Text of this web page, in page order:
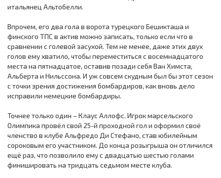
итальянец Альтобелли.
Впрочем, его два гола в ворота турецкого Бешикташа и
финского ТПС в актив можно записать, только если что в
сравнении с голевой засухой. Тем не менее, даже этих двух
голов ему хватило, чтобы переместиться с восемнадцатого
места на пятнадцатое, оставив позади себя Ван Химста,
Альберта и Нильссона. И уж совсем скудным был бы этот сезон
с точки зрения достижения бомбардиров, как вновь дело
исправили немецкие бомбардиры.
Точнее только один – Клаус Аллофс. Игрок марсельского
Олимпика провёл свой 25-й проходной гол и оформил своё
членство в клубе Альфредо Ди Стефано, став юбилейным
сороковым его участником. До конца розыгрыша он отличился
ещё раз, что позволило ему с двадцатью шестью голами
финишировать на тридцать седьмом месте клуба.